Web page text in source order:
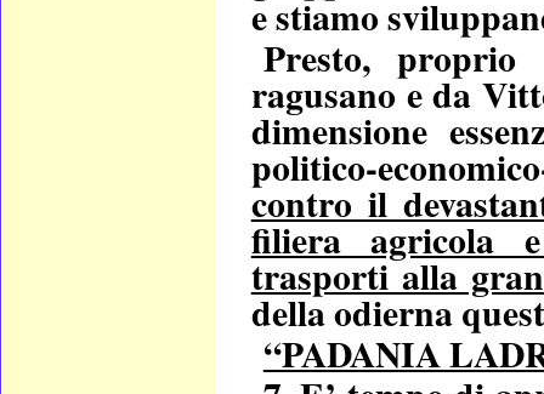
e stiamo
Presto, proprio
ragusano e da
dimensione
politico-
contro il
filiera agricola
trasporti alla
della odierna
“PADANIA